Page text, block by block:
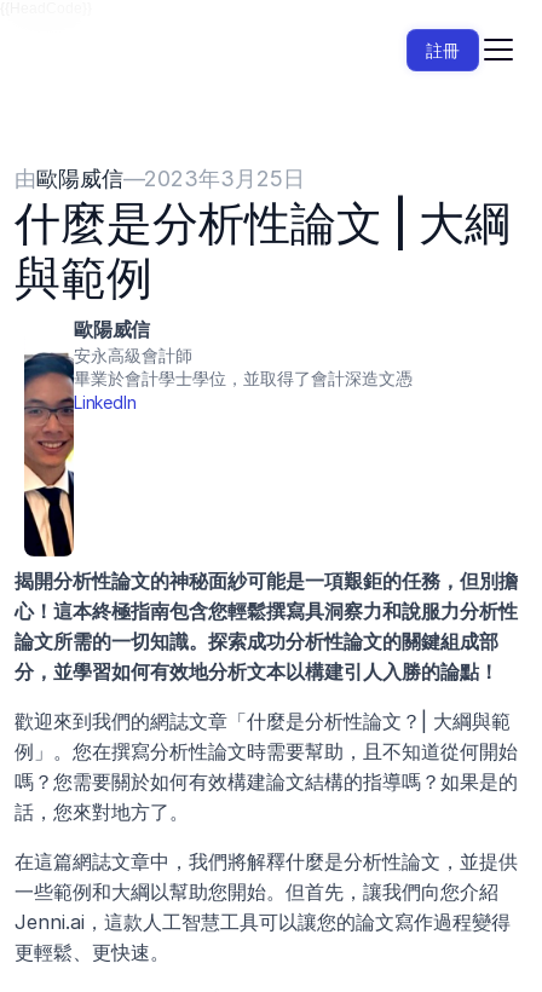
註冊
由歐陽威信—2023年3月25日
什麼是分析性論文 | 大綱
與範例
歐陽威信
安永高級會計師
畢業於會計學士學位，並取得了會計深造文憑
LinkedIn
揭開分析性論文的神秘面紗可能是一項艱鉅的任務，但別擔
心！這本終極指南包含您輕鬆撰寫具洞察力和說服力分析性
論文所需的一切知識。探索成功分析性論文的關鍵組成部
分，並學習如何有效地分析文本以構建引人入勝的論點！
歡迎來到我們的網誌文章「什麼是分析性論文？| 大綱與範
例」。您在撰寫分析性論文時需要幫助，且不知道從何開始
嗎？您需要關於如何有效構建論文結構的指導嗎？如果是的
話，您來對地方了。
在這篇網誌文章中，我們將解釋什麼是分析性論文，並提供
一些範例和大綱以幫助您開始。但首先，讓我們向您介紹
Jenni.ai，這款人工智慧工具可以讓您的論文寫作過程變得
更輕鬆、更快速。